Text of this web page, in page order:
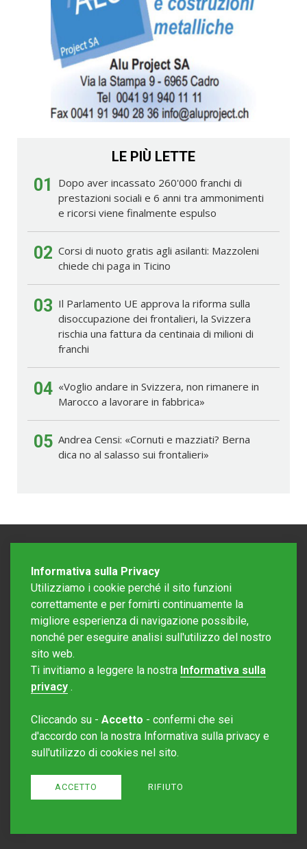
LE PIÙ LETTE
01
Dopo aver incassato 260'000 franchi di
prestazioni sociali e 6 anni tra ammonimenti
e ricorsi viene finalmente espulso
02 Corsi di nuoto gratis agli asilanti: Mazzoleni
chiede chi paga in Ticino
03 Il Parlamento UE approva la riforma sulla
disoccupazione dei frontalieri, la Svizzera
rischia una fattura da centinaia di milioni di
franchi
04 «Voglio andare in Svizzera, non rimanere in
Marocco a lavorare in fabbrica»
05 Andrea Censi: «Cornuti e mazziati? Berna
dica no al salasso sui frontalieri»
Editore Rotostampa SA
Sito creato daRedesign
Informativa sulla Privacy
Utilizziamo i cookie perché il sito funzioni
correttamente e per fornirti continuamente la
migliore esperienza di navigazione possibile,
nonché per eseguire analisi sull'utilizzo del nostro
sito web.
Ti invitiamo a leggere la nostra Informativa sulla
privacy .
Cliccando su - Accetto - confermi che sei
d'accordo con la nostra Informativa sulla privacy e
sull'utilizzo di cookies nel sito.
ACCETTO RIFIUTO